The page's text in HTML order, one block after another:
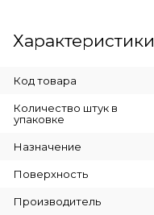
Характеристики
Код товара
Количество штук в
упаковке
Назначение
Поверхность
Производитель